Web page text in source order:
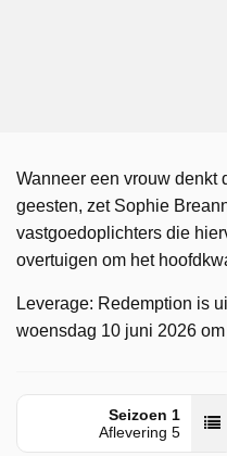
Wanneer een vrouw denkt
geesten, zet Sophie
vastgoedoplichters die
overtuigen om het
Leverage: Redemption is
woensdag 10 juni 2026 om
Seizoen 1
Aflevering 5